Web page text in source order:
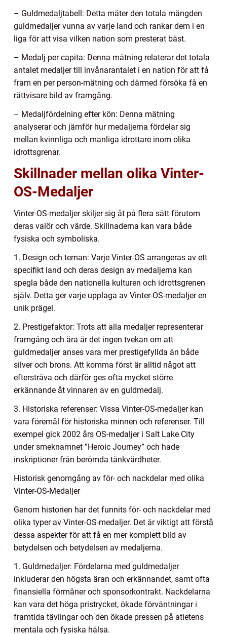
– Guldmedaljtabell: Detta mäter den totala mängden
guldmedaljer vunna av varje land och rankar dem i en
liga för att visa vilken nation som presterat bäst.
– Medalj per capita: Denna mätning relaterar det totala
antalet medaljer till invånarantalet i en nation för att få
fram en per person-mätning och därmed försöka få en
rättvisare bild av framgång.
– Medaljfördelning efter kön: Denna mätning
analyserar och jämför hur medaljerna fördelar sig
mellan kvinnliga och manliga idrottare inom olika
idrottsgrenar.
Skillnader mellan olika Vinter-
OS-Medaljer
Vinter-OS-medaljer skiljer sig åt på flera sätt förutom
deras valör och värde. Skillnaderna kan vara både
fysiska och symboliska.
1. Design och teman: Varje Vinter-OS arrangeras av ett
specifikt land och deras design av medaljerna kan
spegla både den nationella kulturen och idrottsgrenen
själv. Detta ger varje upplaga av Vinter-OS-medaljer en
unik prägel.
2. Prestigefaktor: Trots att alla medaljer representerar
framgång och ära är det ingen tvekan om att
guldmedaljer anses vara mer prestigefyllda än både
silver och brons. Att komma först är alltid något att
eftersträva och därför ges ofta mycket större
erkännande åt vinnaren av en guldmedalj.
3. Historiska referenser: Vissa Vinter-OS-medaljer kan
vara föremål för historiska minnen och referenser. Till
exempel gick 2002 års OS-medaljer i Salt Lake City
under smeknamnet ”Heroic Journey” och hade
inskriptioner från berömda tänkvärdheter.
Historisk genomgång av för- och nackdelar med olika
Vinter-OS-Medaljer
Genom historien har det funnits för- och nackdelar med
olika typer av Vinter-OS-medaljer. Det är viktigt att förstå
dessa aspekter för att få en mer komplett bild av
betydelsen och betydelsen av medaljerna.
1. Guldmedaljer: Fördelarna med guldmedaljer
inkluderar den högsta äran och erkännandet, samt ofta
finansiella förmåner och sponsorkontrakt. Nackdelarna
kan vara det höga pristrycket, ökade förväntningar i
framtida tävlingar och den ökade pressen på atletens
mentala och fysiska hälsa.